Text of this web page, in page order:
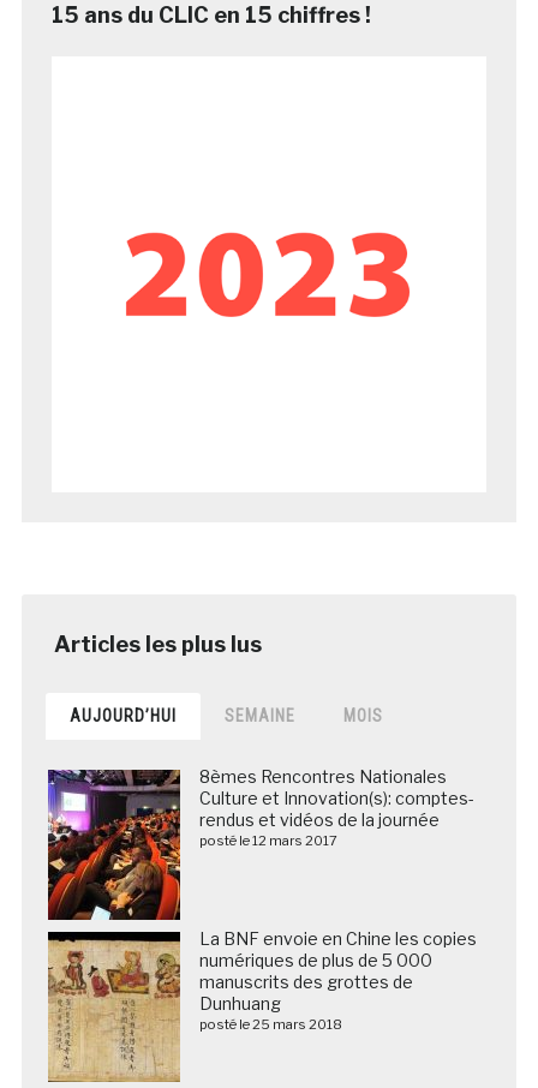
15 ans du CLIC en 15 chiffres !
AUJOURD’HUI SEMAINE MOIS
8èmes Rencontres Nationales
Culture et Innovation(s): comptes-
rendus et vidéos de la journée
posté le 12 mars 2017
La BNF envoie en Chine les copies
numériques de plus de 5 000
manuscrits des grottes de
Dunhuang
posté le 25 mars 2018